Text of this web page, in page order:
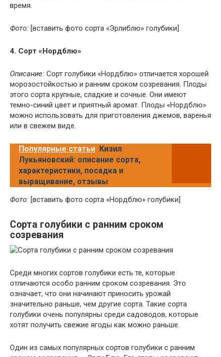
время.
Фото: [вставить фото сорта «Эрлиблю» голубики]
4. Сорт «Нордблю»
Описание: Сорт голубики «Нордблю» отличается хорошей
морозостойкостью и ранним сроком созревания. Плоды
этого сорта крупные, сладкие и сочные. Они имеют
темно-синий цвет и приятный аромат. Плоды «Нордблю»
можно использовать для приготовления джемов, варенья
или в свежем виде.
Популярные статьи Кизил
Лукьяновский: описание сорта,
характеристики, посадка и
выращивание, отзывы
Фото: [вставить фото сорта «Нордблю» голубики]
Сорта голубики с ранним сроком
созревания
Среди многих сортов голубики есть те, которые
отличаются особо ранним сроком созревания. Это
означает, что они начинают приносить урожай
значительно раньше, чем другие сорта. Такие сорта
голубики очень популярны среди садоводов, которые
хотят получить свежие ягоды как можно раньше.
Один из самых популярных сортов голубики с ранним